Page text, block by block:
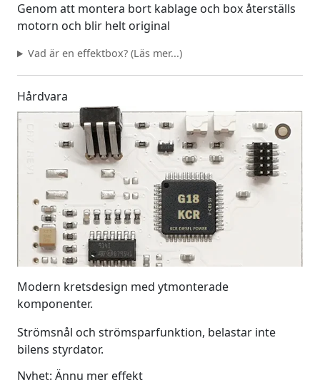
Genom att montera bort kablage och box återställs
motorn och blir helt original
Vad är en effektbox? (Läs mer...)
Hårdvara
Modern kretsdesign med ytmonterade
komponenter.
Strömsnål och strömsparfunktion, belastar inte
bilens styrdator.
Nyhet: Ännu mer effekt